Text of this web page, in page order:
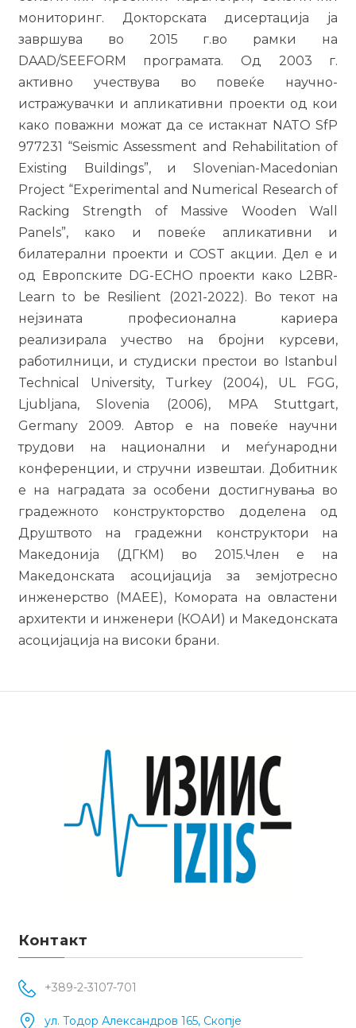
мониторинг. Докторската дисертација ја
завршува во 2015 г.во рамки на
DAAD/SEEFORM програмата. Од 2003 г.
активно учествува во повеќе научно-
истражувачки и апликативни проекти од кои
како поважни можат да се истакнат NATO SfP
977231 “Seismic Assessment and Rehabilitation of
Existing Buildings”, и Slovenian-Macedonian
Project “Experimental and Numerical Research of
Racking Strength of Massive Wooden Wall
Panels”, како и повеќе апликативни и
билатерални проекти и COST акции. Дел е и
од Европските DG-ECHO проекти како L2BR-
Learn to be Resilient (2021-2022). Во текот на
нејзината професионална кариера
реализирала учество на бројни курсеви,
работилници, и студиски престои во Istanbul
Technical University, Turkey (2004), UL FGG,
Ljubljana, Slovenia (2006), MPA Stuttgart,
Germany 2009. Автор е на повеќе научни
трудови на национални и меѓународни
конференции, и стручни извештаи. Добитник
е на наградата за особени достигнувања во
градежното конструкторство доделена од
Друштвото на градежни конструктори на
Македонија (ДГКМ) во 2015.Член е на
Македонската асоцијација за земјотресно
инженерство (МАЕЕ), Комората на овластени
архитекти и инженери (КОАИ) и Македонската
асоцијација на високи брани.
Контакт
+389-2-3107-701
ул. Тодор Александров 165, Скопје